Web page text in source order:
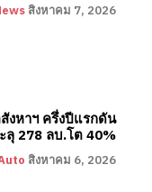
สิงหาคม 7, 2026
งหาฯ ครึ่งปีแรกดัน
ลุ 278 ลบ.โต 40%
สิงหาคม 6, 2026